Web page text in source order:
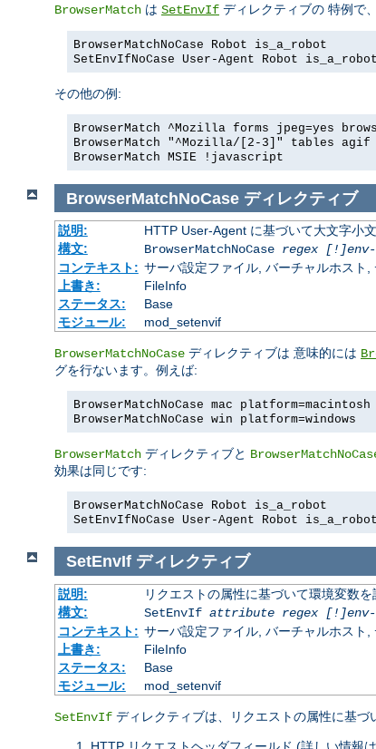
BrowserMatch は SetEnvIf ディレクティブの 特例で、
BrowserMatchNoCase Robot is_a_robot
SetEnvIfNoCase User-Agent Robot is_a_robot
その他の例:
BrowserMatch ^Mozilla forms jpeg=yes
BrowserMatch "^Mozilla/[2-3]" tables
BrowserMatch MSIE !javascript
BrowserMatchNoCase ディレクティブ
説明:
HTTP User-Agent に基づいて大文字小
構文:
BrowserMatchNoCase regex
コンテキスト: サーバ設定ファイル, バーチャルホスト
上書き:
FileInfo
ステータス:
Base
モジュール:
mod_setenvif
BrowserMatchNoCase ディレクティブは 意味的には
グを行ないます。例えば:
BrowserMatchNoCase mac platform=macintosh
BrowserMatchNoCase win platform=windows
BrowserMatch ディレクティブと
効果は同じです:
BrowserMatchNoCase Robot is_a_robot
SetEnvIfNoCase User-Agent Robot is_a_robot
SetEnvIf ディレクティブ
説明:
リクエストの属性に基づいて環境変数を
構文:
SetEnvIf attribute regex
コンテキスト: サーバ設定ファイル, バーチャルホスト
上書き:
FileInfo
ステータス:
Base
モジュール:
mod_setenvif
SetEnvIf ディレクティブは、リクエストの属性に基
HTTP リクエストヘッダフィールド (詳しい情報は